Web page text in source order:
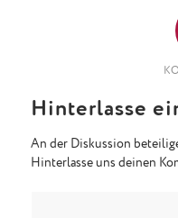
Hinterlasse
An der Diskussion
Hinterlasse uns deinen